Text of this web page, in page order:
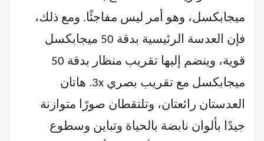
ميجابكسل، وهو أمر ليس مفاجئًا. ومع ذلك،
فإن العدسة الرئيسية بدقة 50 ميجابكسل
قوية، وينضم إليها تقريب منظار بدقة 50
ميجابكسل مع تقريب بصري 3x. هاتان
العدستان رائعتان، وتلتقطان صورًا متوازنة
جيدًا بألوان نابضة بالحياة وتباين وسطوع